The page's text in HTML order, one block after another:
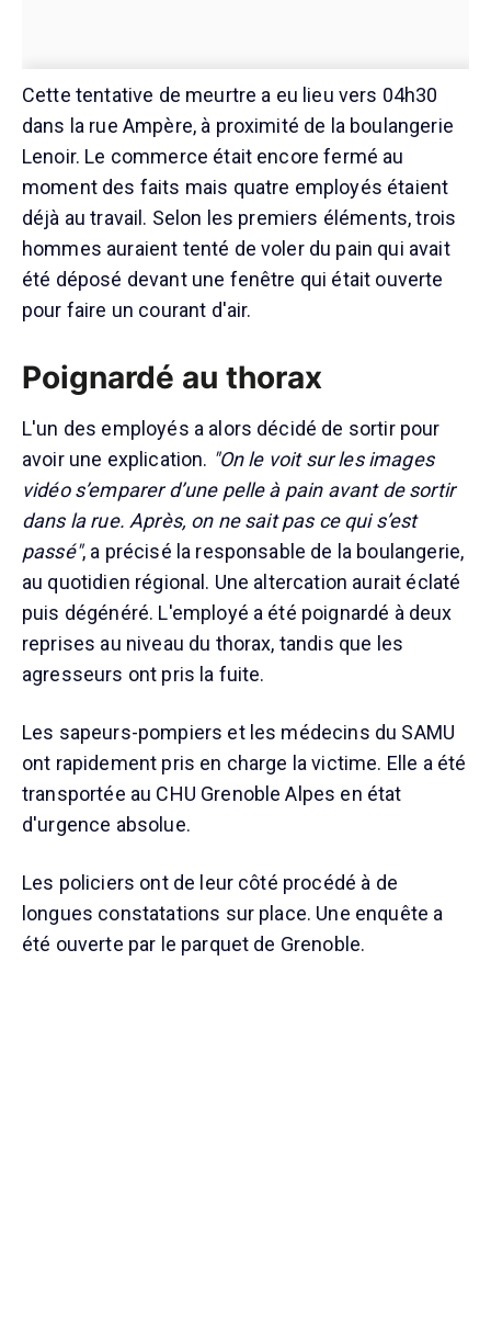
Cette tentative de meurtre a eu lieu vers 04h30
dans la rue Ampère, à proximité de la boulangerie
Lenoir. Le commerce était encore fermé au
moment des faits mais quatre employés étaient
déjà au travail. Selon les premiers éléments, trois
hommes auraient tenté de voler du pain qui avait
été déposé devant une fenêtre qui était ouverte
pour faire un courant d'air.
Poignardé au thorax
L'un des employés a alors décidé de sortir pour
avoir une explication. "On le voit sur les images
vidéo s’emparer d’une pelle à pain avant de sortir
dans la rue. Après, on ne sait pas ce qui s’est
passé", a précisé la responsable de la boulangerie,
au quotidien régional. Une altercation aurait éclaté
puis dégénéré. L'employé a été poignardé à deux
reprises au niveau du thorax, tandis que les
agresseurs ont pris la fuite.
Les sapeurs-pompiers et les médecins du SAMU
ont rapidement pris en charge la victime. Elle a été
transportée au CHU Grenoble Alpes en état
d'urgence absolue.
Les policiers ont de leur côté procédé à de
longues constatations sur place. Une enquête a
été ouverte par le parquet de Grenoble.